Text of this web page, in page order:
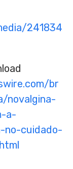
241834
br
novalgina-
a-
no-cuidado-